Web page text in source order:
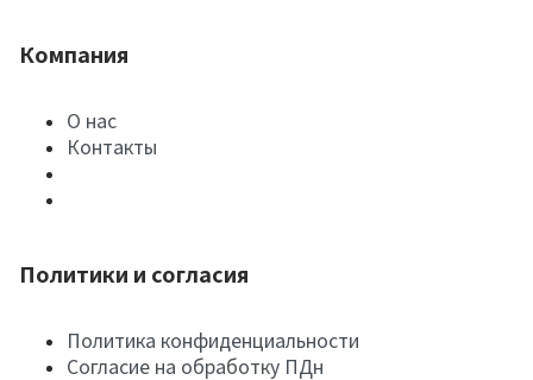
Компания
О нас
Контакты
Политики и согласия
Политика конфиденциальности
Согласие на обработку ПДн